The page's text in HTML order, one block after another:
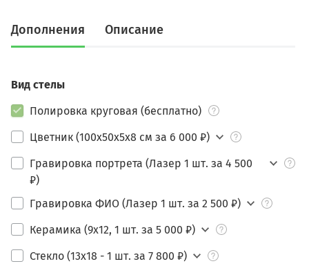
Дополнения Описание
Вид стелы
Полировка круговая (бесплатно)
Цветник (100х50х5х8 см за 6 000 ₽)
Гравировка портрета (Лазер 1 шт. за 4 500
₽)
Гравировка ФИО (Лазер 1 шт. за 2 500 ₽)
Керамика (9х12, 1 шт. за 5 000 ₽)
Стекло (13х18 - 1 шт. за 7 800 ₽)